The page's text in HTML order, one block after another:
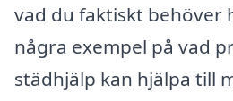
vad du faktiskt behöver
några exempel på vad
städhjälp kan hjälpa till